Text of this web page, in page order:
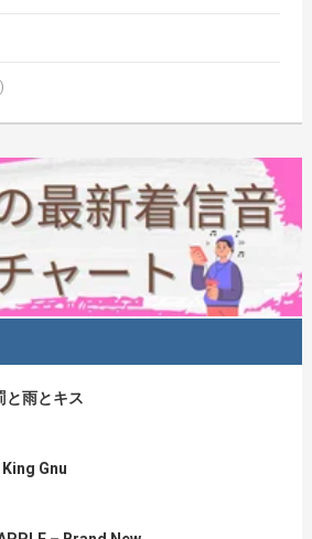
と雨とキス
King Gnu